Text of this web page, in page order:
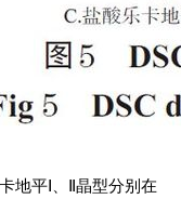
地平Ⅰ、Ⅱ晶型分别在